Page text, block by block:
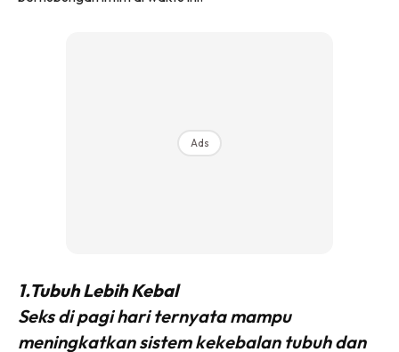
Ads
1.Tubuh Lebih Kebal
Seks di pagi hari ternyata mampu
meningkatkan sistem kekebalan tubuh dan